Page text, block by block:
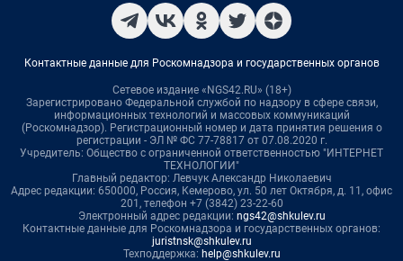
Контактные данные для Роскомнадзора и государственных органов
Сетевое издание «NGS42.RU» (18+)
Зарегистрировано Федеральной службой по надзору в сфере связи,
информационных технологий и массовых коммуникаций
(Роскомнадзор). Регистрационный номер и дата принятия решения о
регистрации - ЭЛ № ФС 77-78817 от 07.08.2020 г.
Учредитель: Общество с ограниченной ответственностью "ИНТЕРНЕТ
ТЕХНОЛОГИИ"
Главный редактор: Левчук Александр Николаевич
Адрес редакции: 650000, Россия, Кемерово, ул. 50 лет Октября, д. 11, офис
201, телефон +7 (3842) 23-22-60
Электронный адрес редакции: ngs42@shkulev.ru
Контактные данные для Роскомнадзора и государственных органов:
juristnsk@shkulev.ru
Техподдержка: help@shkulev.ru